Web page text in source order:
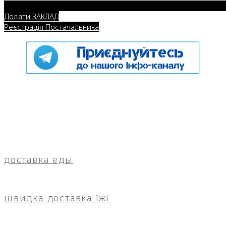
Додати ЗАКЛАД
Реєстрація Постачальника
доставка еды
швидка доставка їжі